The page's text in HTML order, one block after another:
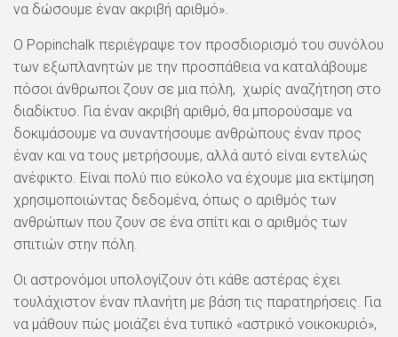
να δώσουμε έναν ακριβή αριθμό».
Ο Popinchalk περιέγραψε τον προσδιορισμό του συνόλου
των εξωπλανητών με την προσπάθεια να καταλάβουμε
πόσοι άνθρωποι ζουν σε μια πόλη, χωρίς αναζήτηση στο
διαδίκτυο. Για έναν ακριβή αριθμό, θα μπορούσαμε να
δοκιμάσουμε να συναντήσουμε ανθρώπους έναν προς
έναν και να τους μετρήσουμε, αλλά αυτό είναι εντελώς
ανέφικτο. Είναι πολύ πιο εύκολο να έχουμε μια εκτίμηση
χρησιμοποιώντας δεδομένα, όπως ο αριθμός των
ανθρώπων που ζουν σε ένα σπίτι και ο αριθμός των
σπιτιών στην πόλη.
Οι αστρονόμοι υπολογίζουν ότι κάθε αστέρας έχει
τουλάχιστον έναν πλανήτη με βάση τις παρατηρήσεις. Για
να μάθουν πώς μοιάζει ένα τυπικό «αστρικό νοικοκυριό»,